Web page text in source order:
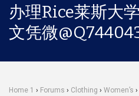
办理Rice莱斯大
文凭微
Home 1 › Forums › Clothing › Women’s ›